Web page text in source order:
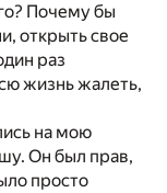
Почему бы
открыть свое
раз
жизнь жалеть,
на мою
Он был прав,
просто